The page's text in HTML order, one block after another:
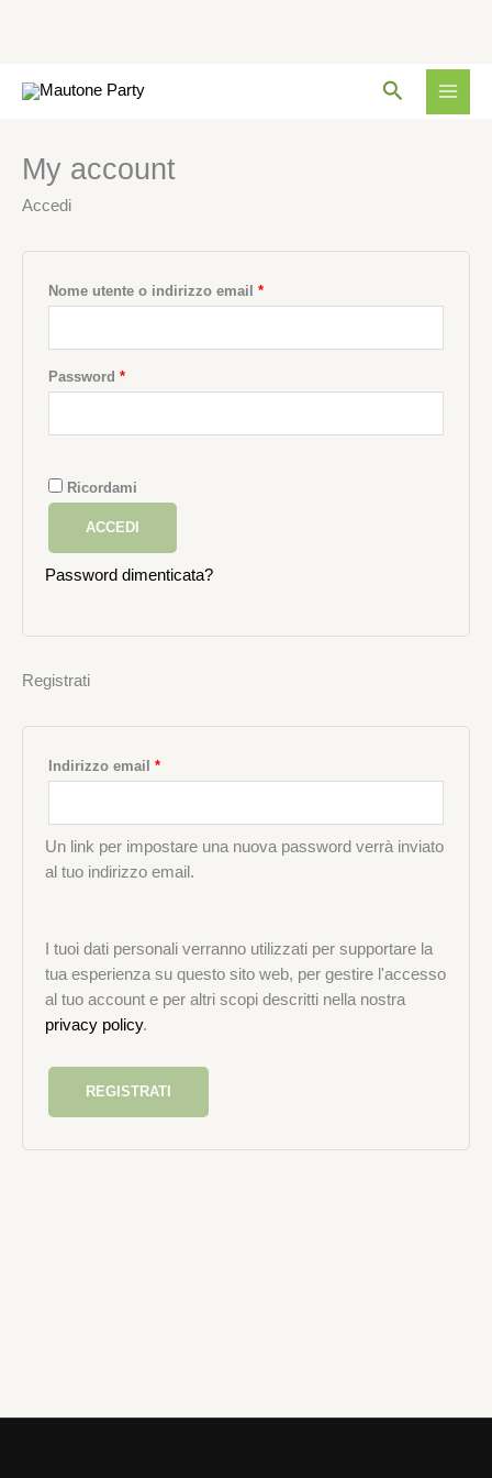
Cerca
My account
Accedi
Nome utente o indirizzo email *
Password *
Ricordami
ACCEDI
Password dimenticata?
Registrati
Indirizzo email *
Un link per impostare una nuova password verrà inviato
al tuo indirizzo email.
I tuoi dati personali verranno utilizzati per supportare la
tua esperienza su questo sito web, per gestire l'accesso
al tuo account e per altri scopi descritti nella nostra
privacy policy.
REGISTRATI